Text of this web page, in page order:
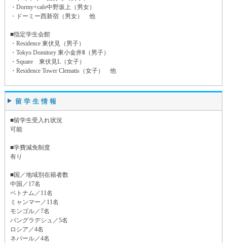
・Dormy+cafe中野坂上（男女）
・ドーミー西新宿（男女） 他
■指定学生会館
・Residence 東伏見（男子）
・Tokyo Domitory 東小金井Ⅱ（男子）
・Square 東伏見L（女子）
・Residence Tower Clematis（女子） 他
留学生情報
■留学生受入れ状況
可能
■学費減免制度
有り
■国／地域別在籍者数
中国／17名
ベトナム／11名
ミャンマー／11名
モンゴル／7名
バングラデシュ／5名
ロシア／4名
ネパール／4名